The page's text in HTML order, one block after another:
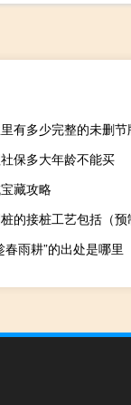
有多少完整的未删节
保多大年龄不能买
藏攻略
的接桩工艺包括（预
春雨耕”的出处是哪里